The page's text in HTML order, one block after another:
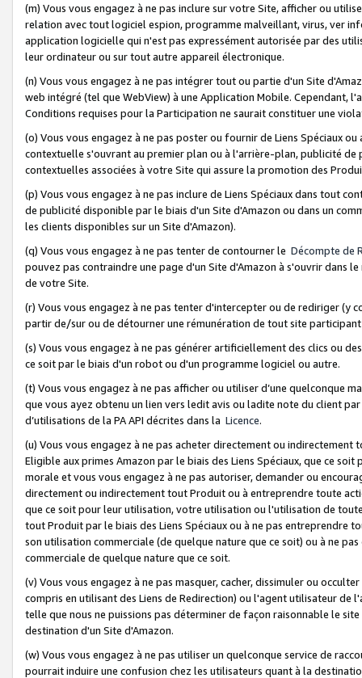
(m) Vous vous engagez à ne pas inclure sur votre Site, afficher ou
relation avec tout logiciel espion, programme malveillant, virus, ver
application logicielle qui n'est pas expressément autorisée par des
leur ordinateur ou sur tout autre appareil électronique.
(n) Vous vous engagez à ne pas intégrer tout ou partie d'un Site
web intégré (tel que WebView) à une Application Mobile. Cependant,
Conditions requises pour la Participation ne saurait constituer une
(o) Vous vous engagez à ne pas poster ou fournir de Liens Spéciaux
contextuelle s'ouvrant au premier plan ou à l'arrière-plan, publicité
contextuelles associées à votre Site qui assure la promotion des
(p) Vous vous engagez à ne pas inclure de Liens Spéciaux dans tout
de publicité disponible par le biais d'un Site d'Amazon ou dans un
les clients disponibles sur un Site d'Amazon).
(q) Vous vous engagez à ne pas tenter de contourner le Décompte de
pouvez pas contraindre une page d'un Site d'Amazon à s'ouvrir dans
de votre Site.
(r) Vous vous engagez à ne pas tenter d'intercepter ou de rediriger
partir de/sur ou de détourner une rémunération de tout site
(s) Vous vous engagez à ne pas générer artificiellement des clics ou
ce soit par le biais d'un robot ou d'un programme logiciel ou autre.
(t) Vous vous engagez à ne pas afficher ou utiliser d’une quelconque
que vous ayez obtenu un lien vers ledit avis ou ladite note du client
d’utilisations de la PA API décrites dans la Licence.
(u) Vous vous engagez à ne pas acheter directement ou
Eligible aux primes Amazon par le biais des Liens Spéciaux, que ce
morale et vous vous engagez à ne pas autoriser, demander ou
directement ou indirectement tout Produit ou à entreprendre toute
que ce soit pour leur utilisation, votre utilisation ou l'utilisation de
tout Produit par le biais des Liens Spéciaux ou à ne pas entreprendre
son utilisation commerciale (de quelque nature que ce soit) ou à ne
commerciale de quelque nature que ce soit.
(v) Vous vous engagez à ne pas masquer, cacher, dissimuler ou
compris en utilisant des Liens de Redirection) ou l'agent utilisateur
telle que nous ne puissions pas déterminer de façon raisonnable le
destination d'un Site d'Amazon.
(w) Vous vous engagez à ne pas utiliser un quelconque service de
pourrait induire une confusion chez les utilisateurs quant à la